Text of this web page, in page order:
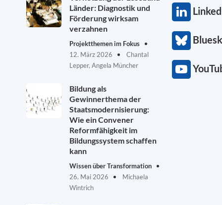
Länder: Diagnostik und
Förderung wirksam
verzahnen
Projektthemen im Fokus
12. März 2026
Chantal
Lepper, Angela Müncher
Bildung als
Gewinnerthema der
Staatsmodernisierung:
Wie ein Convener
Reformfähigkeit im
Bildungssystem schaffen
kann
Wissen über Transformation
26. Mai 2026
Michaela
Wintrich